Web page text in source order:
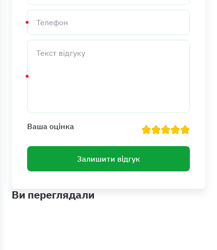
Телефон
Текст
відгуку
Ваша оцінка
Залишити відгук
Ви переглядали